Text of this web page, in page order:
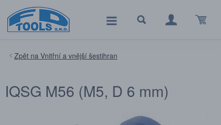
Vnitřní a vnější šestihran
IQSG M56 (M5, D 6 mm)